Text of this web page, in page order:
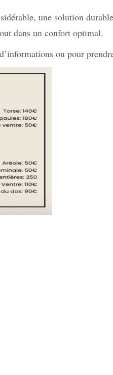
une solution
dans un confort optimal.
ou pour